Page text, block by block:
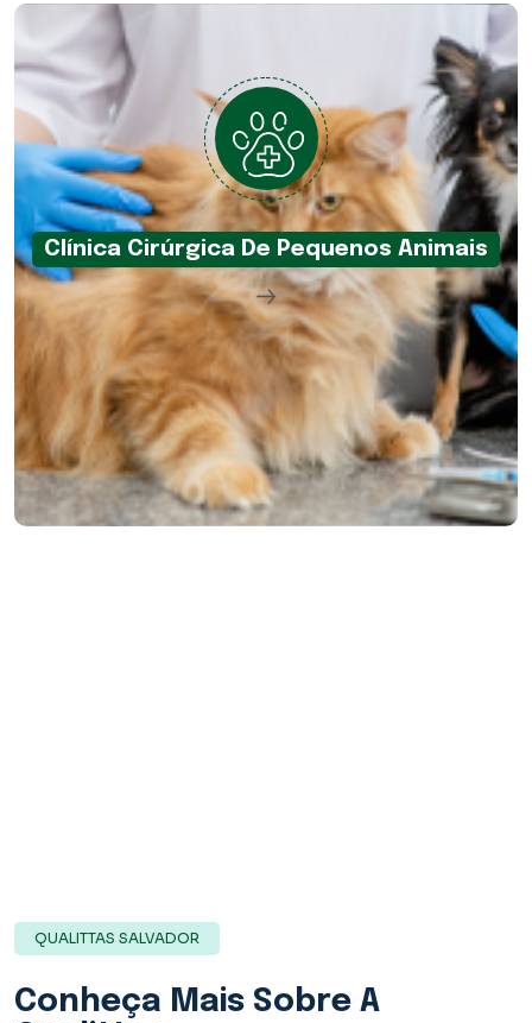
Clínica Cirúrgica De Pequenos Animais
QUALITTAS SALVADOR
Conheça Mais Sobre A